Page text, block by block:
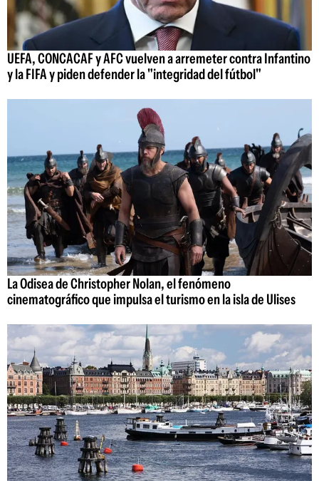
UEFA, CONCACAF y AFC vuelven a arremeter contra Infantino
y la FIFA y piden defender la "integridad del fútbol"
La Odisea de Christopher Nolan, el fenómeno
cinematográfico que impulsa el turismo en la isla de Ulises